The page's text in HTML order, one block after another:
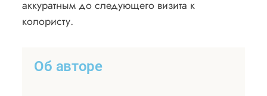
аккуратным до следующего визита к
колористу.
Об авторе